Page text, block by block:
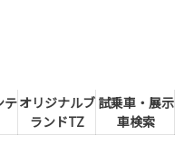
テオリジナルブ
ランドTZ
試乗車・展示
車検索